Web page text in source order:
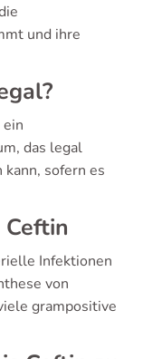
und ihre
das legal
sofern es
Infektionen
von
grampositive